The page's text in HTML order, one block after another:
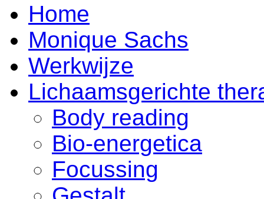
Home
Monique Sachs
Werkwijze
Lichaamsgerichte
Body reading
Bio-energetica
Focussing